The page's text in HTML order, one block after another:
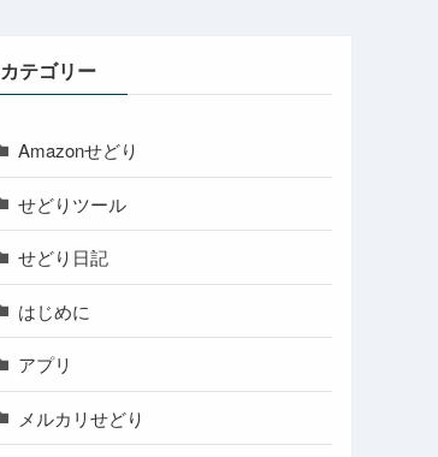
カテゴリー
Amazonせどり
せどりツール
せどり日記
はじめに
アプリ
メルカリせどり